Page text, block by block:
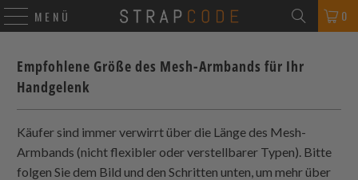
MENÜ 0
Empfohlene Größe des Mesh-Armbands für Ihr
Handgelenk
Käufer sind immer verwirrt über die Länge des Mesh-
Armbands (nicht flexibler oder verstellbarer Typen). Bitte
folgen Sie dem Bild und den Schritten unten, um mehr über